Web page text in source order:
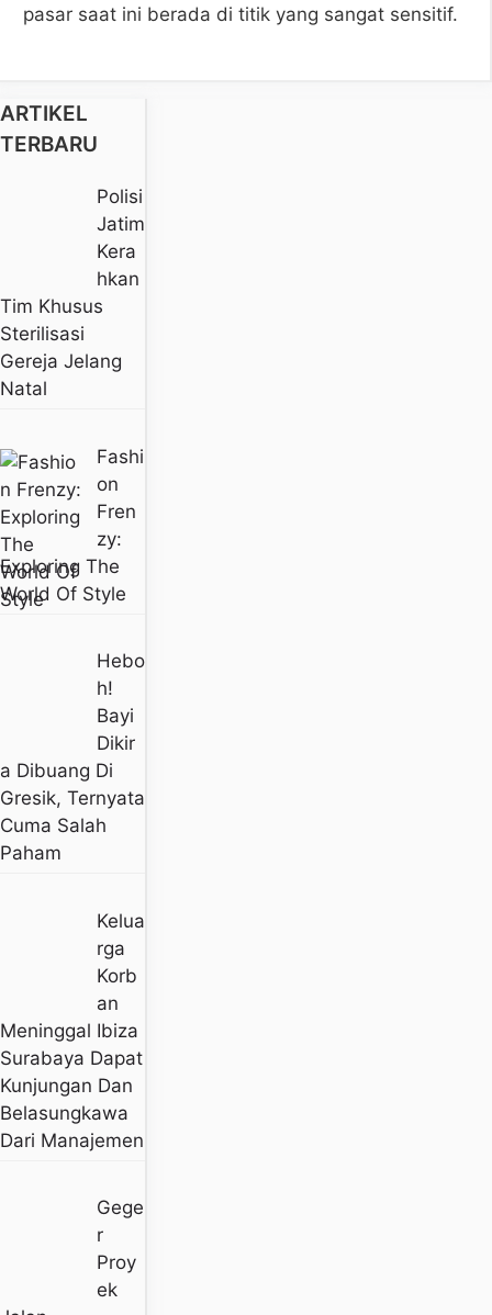
pasar saat ini berada di titik yang sangat sensitif.
ARTIKEL
TERBARU
Polisi
Jatim
Kera
Hkan
Tim Khusus
Sterilisasi
Gereja Jelang
Natal
Fashi
On
Fren
Zy:
Exploring The
World Of Style
Hebo
H!
Bayi
Dikir
A Dibuang Di
Gresik, Ternyata
Cuma Salah
Paham
Kelua
Rga
Korb
An
Meninggal Ibiza
Surabaya Dapat
Kunjungan Dan
Belasungkawa
Dari Manajemen
Gege
R
Proy
Ek